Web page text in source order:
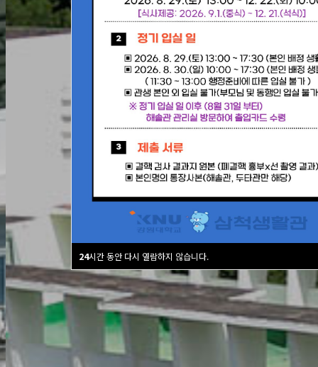
24시간 동안 다시 열람하지 않습니다.